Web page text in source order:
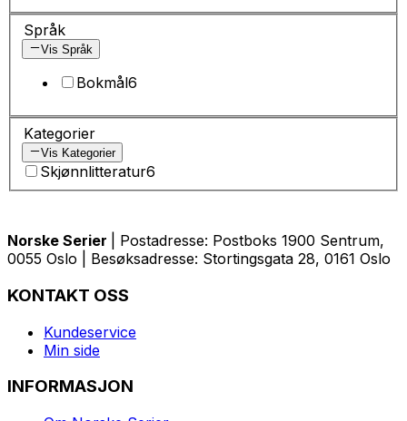
Språk
Vis Språk
Bokmål6
Kategorier
Vis Kategorier
Skjønnlitteratur6
Norske Serier
| Postadresse: Postboks 1900 Sentrum,
0055 Oslo | Besøksadresse: Stortingsgata 28, 0161 Oslo
KONTAKT OSS
Kundeservice
Min side
INFORMASJON